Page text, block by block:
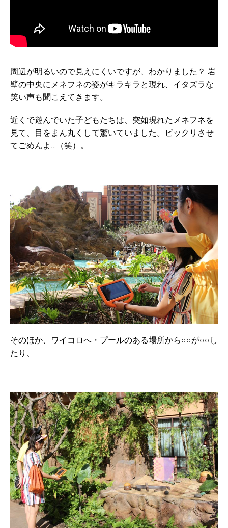
周辺が明るいので見えにくいですが、わかりました？ 岩
壁の中央にメネフネの姿がキラキラと現れ、イタズラな
笑い声も聞こえてきます。
近くで遊んでいた子どもたちは、突如現れたメネフネを
見て、目をまん丸くして驚いていました。ビックリさせ
てごめんよ…（笑）。
そのほか、ワイコロへ・プールのある場所から○○が○○し
たり、